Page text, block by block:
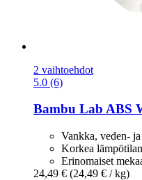
2 vaihtoehdot
5.0 (6)
Bambu Lab ABS
Vankka, veden-
Korkea
Erinomaiset
24,49 € (24,49 € / kg)